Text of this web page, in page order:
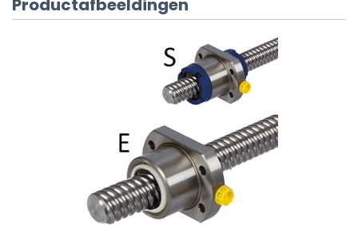
Productafbeeldingen